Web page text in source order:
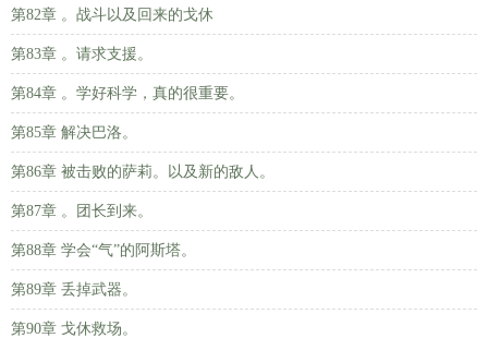
第82章 。战斗以及回来的戈休
第83章 。请求支援。
第84章 。学好科学，真的很重要。
第85章 解决巴洛。
第86章 被击败的萨莉。以及新的敌人。
第87章 。团长到来。
第88章 学会“气”的阿斯塔。
第89章 丢掉武器。
第90章 戈休救场。